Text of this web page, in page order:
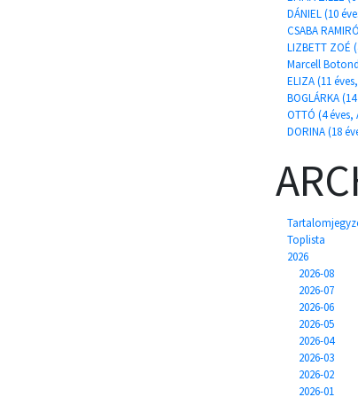
DÁNIEL (10
CSABA
LIZBETT ZOÉ
Marcell
ELIZA (11
BOGLÁRKA
OTTÓ (4 éves,
DORINA (18
Toplista
2026
2026-08
2026-07
2026-06
2026-05
2026-04
2026-03
2026-02
2026-01